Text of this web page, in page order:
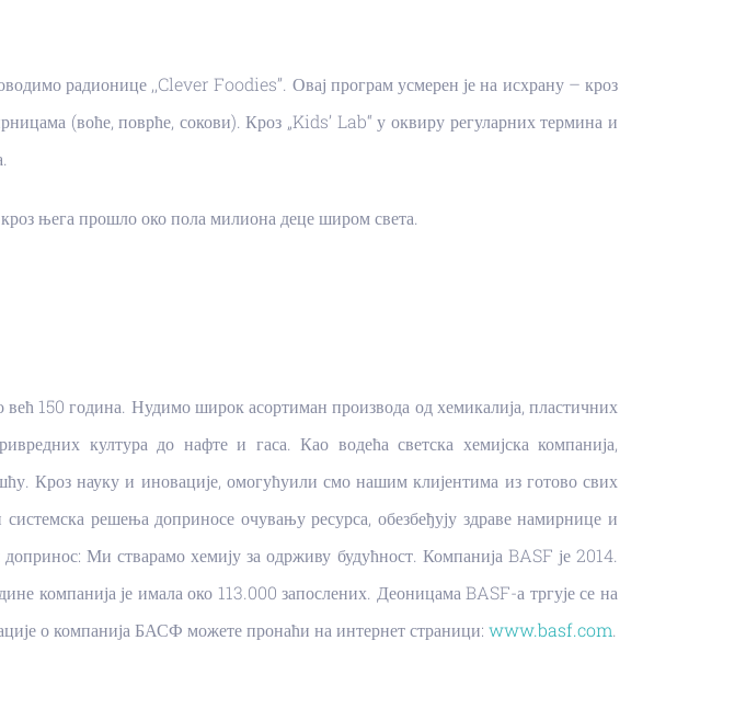
радионице ,,Clever Foodies’’. Овај програм усмерен је на исхрану – кроз
(воће, поврће, сокови). Кроз „Kids’ Lab“ у оквиру регуларних термина и
њега прошло око пола милиона деце широм света.
150 година. Нудимо широк асортиман производа од хемикалија, пластичних
култура до нафте и гаса. Као водећа светска хемијска компанија,
Кроз науку и иновације, омогућуили смо нашим клијентима из готово свих
решења доприносе очувању ресурса, обезбеђују здраве намирнице и
Ми стварамо хемију за одрживу будућност. Компанија BASF је 2014.
компанија је имала око 113.000 запослених. Деоницама BASF-а тргује се на
о компанија БАСФ можете пронаћи на интернет страници: www.basf.com.